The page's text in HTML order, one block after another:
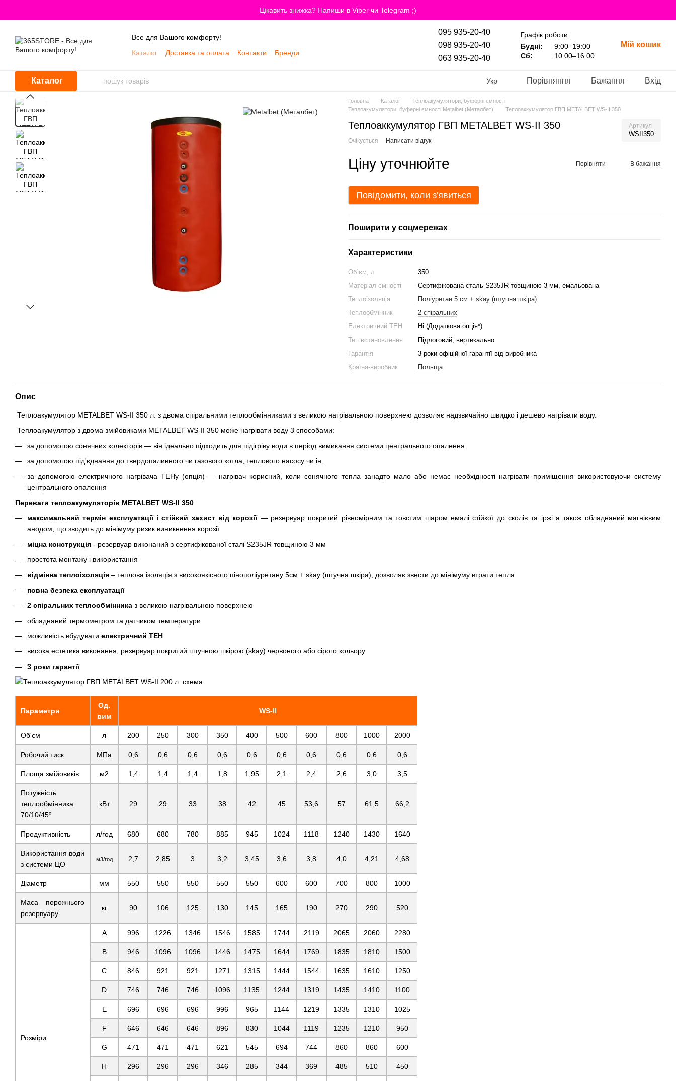
Цікавить знижка? Напиши в Viber чи Telegram ;)
Все для Вашого комфорту!
Каталог
Доставка та оплата Контакти
Бренди
095 935-20-40
098 935-20-40
063 935-20-40
Графік роботи:
Будні:
9:00–19:00
Сб:
10:00–16:00
Мій кошик
Каталог Укр Порівняння Бажання Вхід
Головна Каталог
Теплоакумулятори, буферні ємності
Теплоакумулятори, буферні ємності Metalbet (Металбет)
Теплоаккумулятор ГВП METALBET WS-II 350
Теплоаккумулятор ГВП METALBET WS-II 350 Артикул
WSII350
Очікується Написати відгук
Ціну уточнюйте Порівняти В бажання
Повідомити, коли з'явиться
Поширити у соцмережах
Характеристики
Об`єм, л
350
Матеріал ємності
Сертифікована сталь S235JR товщиною 3 мм, емальована
Теплоізоляція
Поліуретан 5 см + skay (штучна шкіра)
Теплообмінник
2 спіральних
Електричний ТЕН
Ні (Додаткова опція*)
Тип встановлення
Підлоговий, вертикально
Гарантія
3 роки офіційної гарантії від виробника
Країна-виробник
Польща
Опис
Теплоакумулятор METALBET WS-II 350 л. з двома спіральними теплообмінниками з великою нагрівальною поверхнею дозволяє надзвичайно швидко і дешево нагрівати воду.
Теплоакумулятор з двома змійовиками METALBET WS-II 350 може нагрівати воду 3 способами:
за допомогою сонячних колекторів — він ідеально підходить для підігріву води в період вимикання системи центрального опалення
за допомогою під'єднання до твердопаливного чи газового котла, теплового насосу чи ін.
за допомогою електричного нагрівача ТЕНу (опція) — нагрівач корисний, коли сонячного тепла занадто мало або немає необхідності нагрівати приміщення використовуючи систему
центрального опалення
Переваги теплоакумуляторів METALBET WS-II 350
максимальний термін експлуатації і стійкий захист від корозії— резервуар покритий рівномірним та товстим шаром емалі стійкої до сколів та іржі а також обладнаний магнієвим
анодом, що зводить до мінімуму ризик виникнення корозії
міцна конструкція - резервуар виконаний з сертифікованої сталі S235JR товщиною 3 мм
простота монтажу і використання
відмінна теплоізоляція – теплова ізоляція з високоякісного пінополіуретану 5см + skay (штучна шкіра), дозволяє звести до мінімуму втрати тепла
повна безпека експлуатації
2 спіральних теплообмінника з великою нагрівальною поверхнею
обладнаний термометром та датчиком температури
можливість вбудувати електричний ТЕН
висока естетика виконання, резервуар покритий штучною шкірою (skay) червоного або сірого кольору
3 роки гарантії
Параметри
Од.
вим
WS-II
Об'єм л 200 250 300 350 400 500 600 800 1000 2000
Робочий тиск МПа 0,6 0,6 0,6 0,6 0,6 0,6 0,6 0,6 0,6 0,6
Площа змійовиків м2 1,4 1,4 1,4 1,8 1,95 2,1 2,4 2,6 3,0 3,5
Потужність
теплообмінника
70/10/45º
кВт 29 29 33 38 42 45 53,6 57 61,5 66,2
Продуктивність л/год 680 680 780 885 945 1024 1118 1240 1430 1640
Використання води
з системи ЦО
м3/год 2,7 2,85 3 3,2 3,45 3,6 3,8 4,0 4,21 4,68
Діаметр мм 550 550 550 550 550 600 600 700 800 1000
Маса порожнього
резервуару
кг 90 106 125 130 145 165 190 270 290 520
Розміри
A 996 1226 1346 1546 1585 1744 2119 2065 2060 2280
B 946 1096 1096 1446 1475 1644 1769 1835 1810 1500
C 846 921 921 1271 1315 1444 1544 1635 1610 1250
D 746 746 746 1096 1135 1244 1319 1435 1410 1100
E 696 696 696 996 965 1144 1219 1335 1310 1025
F 646 646 646 896 830 1044 1119 1235 1210 950
G 471 471 471 621 545 694 744 860 860 600
H 296 296 296 346 285 344 369 485 510 450